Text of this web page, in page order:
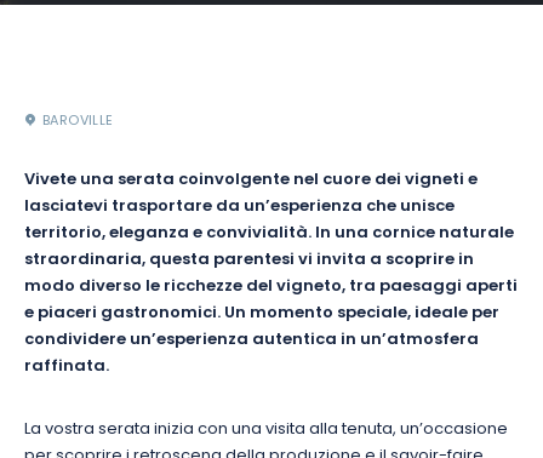
BAROVILLE
Vivete una serata coinvolgente nel cuore dei vigneti e
lasciatevi trasportare da un’esperienza che unisce
territorio, eleganza e convivialità. In una cornice naturale
straordinaria, questa parentesi vi invita a scoprire in
modo diverso le ricchezze del vigneto, tra paesaggi aperti
e piaceri gastronomici. Un momento speciale, ideale per
condividere un’esperienza autentica in un’atmosfera
raffinata.
La vostra serata inizia con una visita alla tenuta, un’occasione